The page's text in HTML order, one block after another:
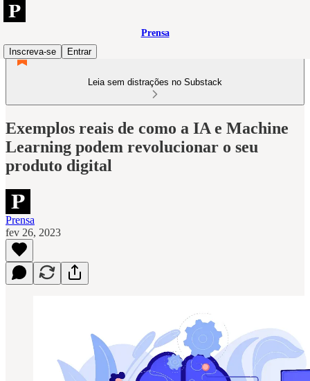
Prensa
Inscreva-se
Entrar
Leia sem distrações no Substack
Exemplos reais de como a IA e Machine
Learning podem revolucionar o seu
produto digital
Prensa
fev 26, 2023